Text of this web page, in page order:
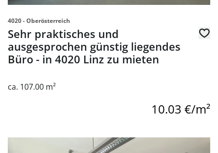
4020 - Oberösterreich
Sehr praktisches und
ausgesprochen günstig liegendes
Büro - in 4020 Linz zu mieten
ca. 107.00 m²
10.03 €/m²
link to page Attractive office space, 4020 Linz - for rent